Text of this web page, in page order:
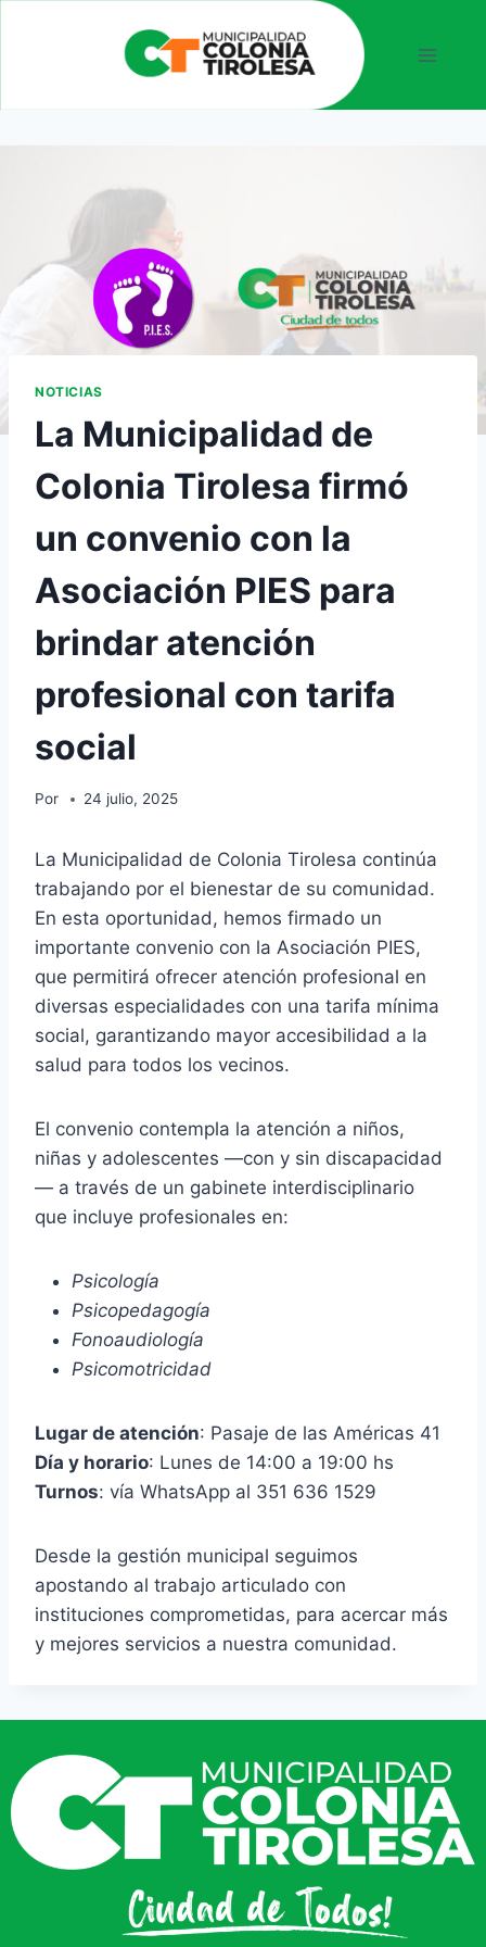
NOTICIAS
La Municipalidad de
Colonia Tirolesa firmó
un convenio con la
Asociación PIES para
brindar atención
profesional con tarifa
social
Por 24 julio, 2025
La Municipalidad de Colonia Tirolesa continúa
trabajando por el bienestar de su comunidad.
En esta oportunidad, hemos firmado un
importante convenio con la Asociación PIES,
que permitirá ofrecer atención profesional en
diversas especialidades con una tarifa mínima
social, garantizando mayor accesibilidad a la
salud para todos los vecinos.
El convenio contempla la atención a niños,
niñas y adolescentes —con y sin discapacidad
— a través de un gabinete interdisciplinario
que incluye profesionales en:
Psicología
Psicopedagogía
Fonoaudiología
Psicomotricidad
Lugar de atención: Pasaje de las Américas 41
Día y horario: Lunes de 14:00 a 19:00 hs
Turnos: vía WhatsApp al 351 636 1529
Desde la gestión municipal seguimos
apostando al trabajo articulado con
instituciones comprometidas, para acercar más
y mejores servicios a nuestra comunidad.